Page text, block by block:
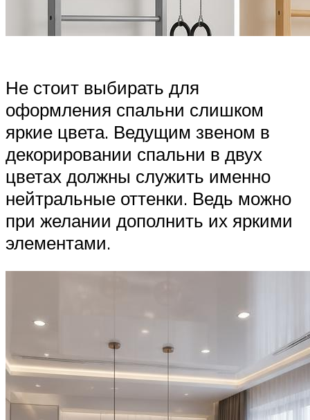
Не стоит выбирать для
оформления спальни слишком
яркие цвета. Ведущим звеном в
декорировании спальни в двух
цветах должны служить именно
нейтральные оттенки. Ведь можно
при желании дополнить их яркими
элементами.